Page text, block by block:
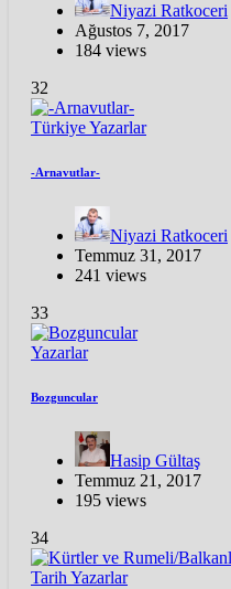
Niyazi Ratkoceri
Ağustos 7, 2017
184 views
32
TürkiyeYazarlar
-Arnavutlar-
Niyazi Ratkoceri
Temmuz 31, 2017
241 views
33
Yazarlar
Bozguncular
Hasip Gültaş
Temmuz 21, 2017
195 views
34
Tarih Yazarlar